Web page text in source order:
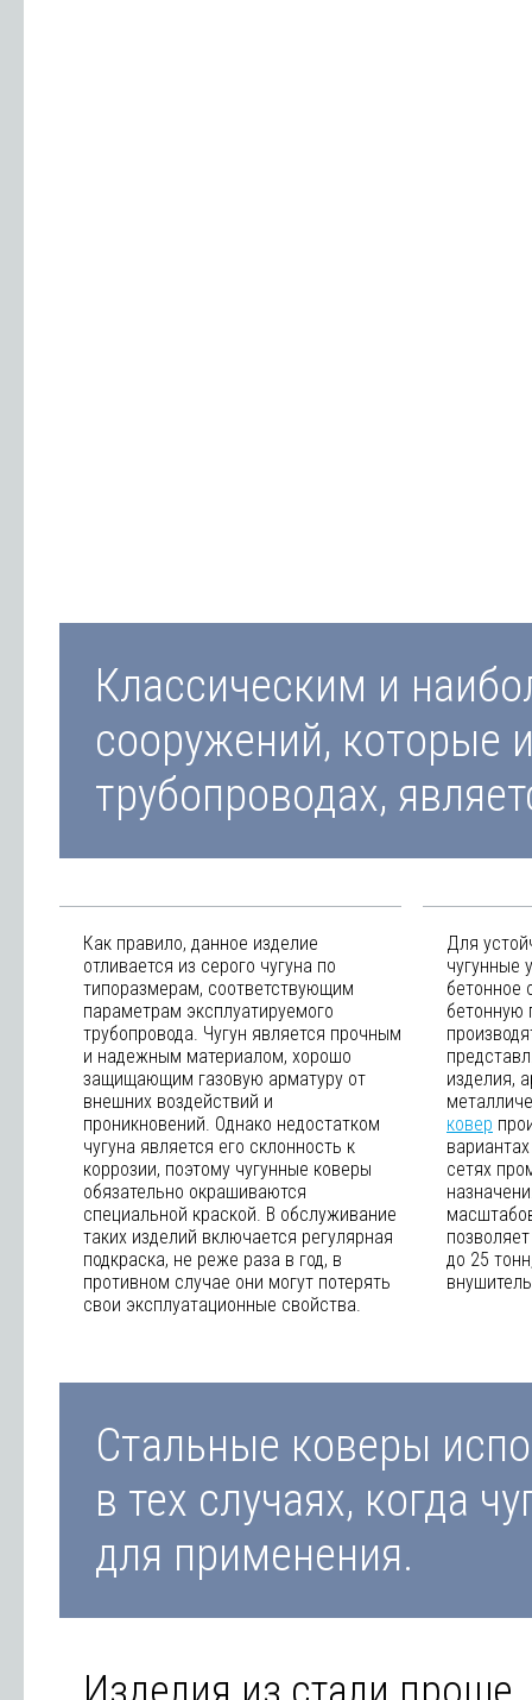
Классическим и
сооружений, которые
трубопроводах,
Как правило, данное изделие
отливается из серого чугуна по
типоразмерам, соответствующим
параметрам эксплуатируемого
трубопровода. Чугун является прочным
и надежным материалом, хорошо
защищающим газовую арматуру от
внешних воздействий и
проникновений. Однако недостатком
чугуна является его склонность к
коррозии, поэтому чугунные коверы
обязательно окрашиваются
специальной краской. В обслуживание
таких изделий включается регулярная
подкраска, не реже раза в год, в
противном случае они могут потерять
свои эксплуатационные свойства.
Для
чугунные
бетонное
бетонную
изделия,
ковер
сетях
до 25
Стальные коверы
в тех случаях, когда
для применения.